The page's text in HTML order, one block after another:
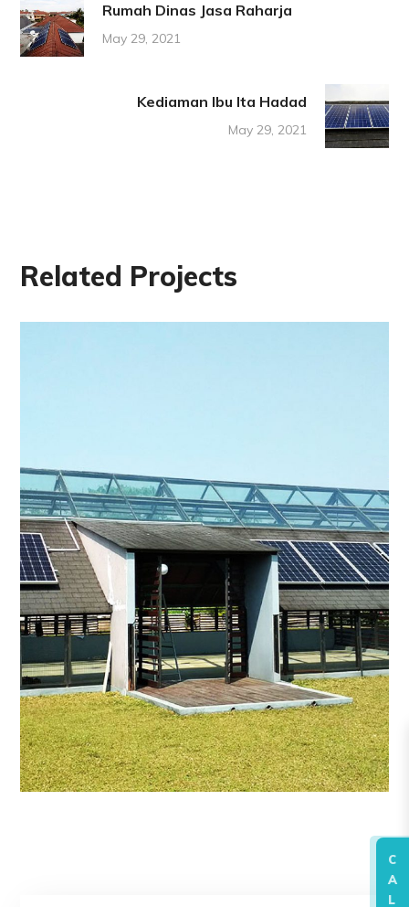
Rumah Dinas Jasa Raharja
May 29, 2021
Kediaman Ibu Ita Hadad
May 29, 2021
Related Projects
C
A
L